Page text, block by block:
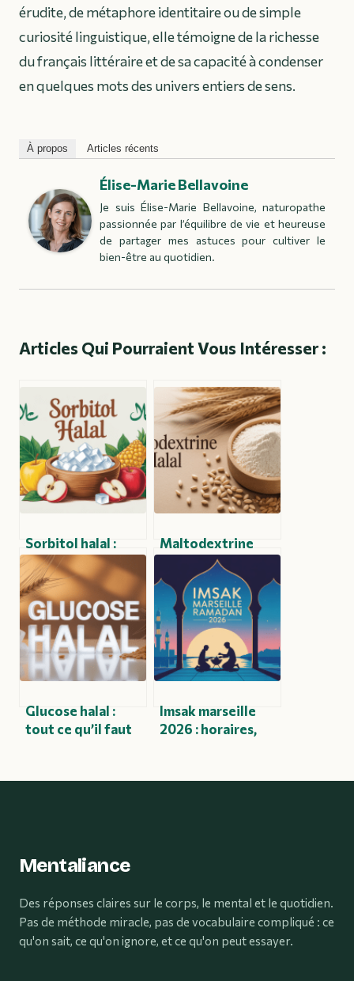
érudite, de métaphore identitaire ou de simple
curiosité linguistique, elle témoigne de la richesse
du français littéraire et de sa capacité à condenser
en quelques mots des univers entiers de sens.
À propos Articles récents
Élise-Marie Bellavoine
Je suis Élise-Marie Bellavoine, naturopathe
passionnée par l’équilibre de vie et heureuse
de partager mes astuces pour cultiver le
bien-être au quotidien.
Articles Qui Pourraient Vous Intéresser :
Sorbitol halal :
tout ce que vous
devez savoir pour
consommer en
toute confiance
Maltodextrine
halal : ce qu’il faut
vraiment savoir
avant de
consommer
Glucose halal :
tout ce qu’il faut
Imsak marseille
2026 : horaires,
conseils pratiques
Mentaliance
Des réponses claires sur le corps, le mental et le quotidien.
Pas de méthode miracle, pas de vocabulaire compliqué : ce
qu'on sait, ce qu'on ignore, et ce qu'on peut essayer.